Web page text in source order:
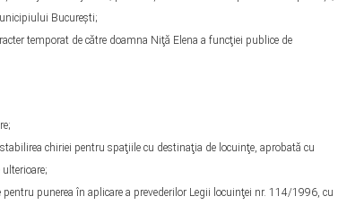
Bucureşti;
temporat de către doamna Niţă Elena a funcţiei publice de
chiriei pentru spaţiile cu destinaţia de locuinţe, aprobată cu
punerea în aplicare a prevederilor Legii locuinţei nr. 114/1996, cu